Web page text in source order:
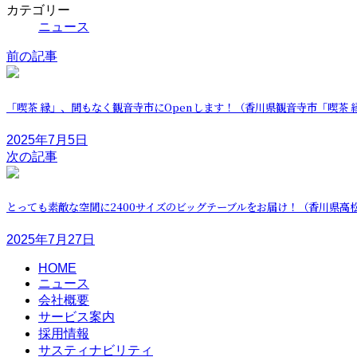
カテゴリー
ニュース
前の記事
「喫茶 縁」、間もなく観音寺市にOpenします！（香川県観音寺市「喫茶
2025年7月5日
次の記事
とっても素敵な空間に2400サイズのビッグテーブルをお届け！（香川県高
2025年7月27日
HOME
ニュース
会社概要
サービス案内
採用情報
サスティナビリティ